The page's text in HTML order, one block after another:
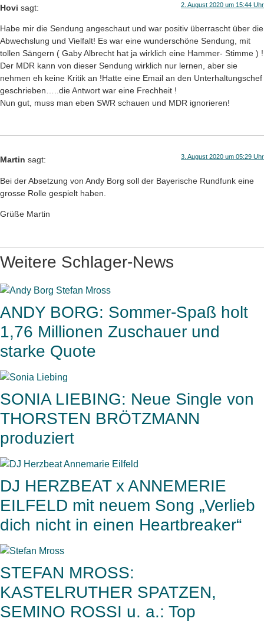
Hovi sagt: 2. August 2020 um 15:44 Uhr
Habe mir die Sendung angeschaut und war positiv überrascht über die
Abwechslung und Vielfalt! Es war eine wunderschöne Sendung, mit
tollen Sängern ( Gaby Albrecht hat ja wirklich eine Hammer- Stimme ) !
Der MDR kann von dieser Sendung wirklich nur lernen, aber sie
nehmen eh keine Kritik an !Hatte eine Email an den Unterhaltungschef
geschrieben…..die Antwort war eine Frechheit !
Nun gut, muss man eben SWR schauen und MDR ignorieren!
Martin sagt: 3. August 2020 um 05:29 Uhr
Bei der Absetzung von Andy Borg soll der Bayerische Rundfunk eine
grosse Rolle gespielt haben.
Grüße Martin
Weitere Schlager-News
ANDY BORG: Sommer-Spaß holt
1,76 Millionen Zuschauer und
starke Quote
SONIA LIEBING: Neue Single von
THORSTEN BRÖTZMANN
produziert
DJ HERZBEAT x ANNEMERIE
EILFELD mit neuem Song „Verlieb
dich nicht in einen Heartbreaker“
STEFAN MROSS:
KASTELRUTHER SPATZEN,
SEMINO ROSSI u. a.: Top